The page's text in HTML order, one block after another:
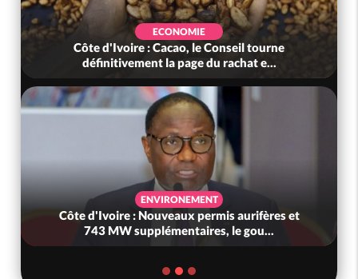
ECONOMIE
Côte d'Ivoire : Cacao, le Conseil tourne
définitivement la page du rachat e...
ENVIRONEMENT
Côte d'Ivoire : Nouveaux permis aurifères et
743 MW supplémentaires, le gou...